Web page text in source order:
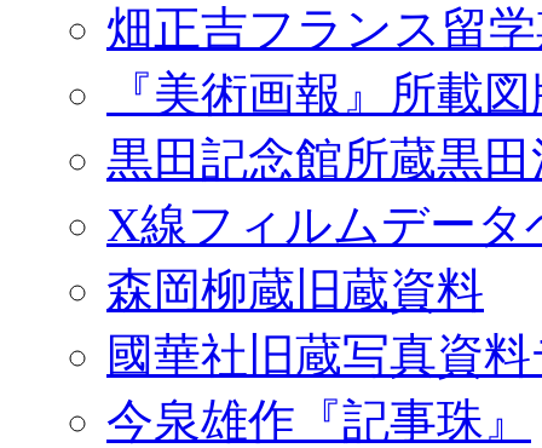
畑正吉フランス留
『美術画報』所載
黒田記念館所蔵黒
X線フィルムデータ
森岡柳蔵旧蔵資料
國華社旧蔵写真資
今泉雄作『記事珠』